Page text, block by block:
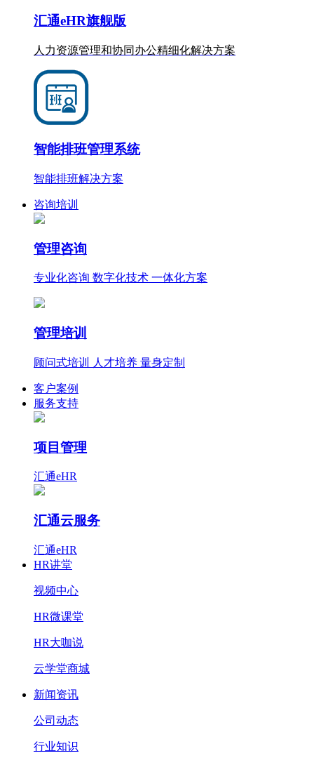
汇通eHR旗舰版
人力资源管理和协同办公精细化解决方案
智能排班管理系统
智能排班解决方案
咨询培训
管理咨询
专业化咨询 数字化技术 一体化方案
管理培训
顾问式培训 人才培养 量身定制
客户案例
服务支持
项目管理
汇通eHR
汇通云服务
汇通eHR
HR讲堂
视频中心
HR微课堂
HR大咖说
云学堂商城
新闻资讯
公司动态
行业知识